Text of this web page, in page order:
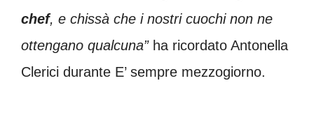
chef, e chissà che i nostri cuochi non ne
ottengano qualcuna” ha ricordato Antonella
Clerici durante E’ sempre mezzogiorno.